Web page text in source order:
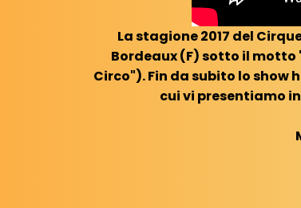
La stagione 2017 del
Bordeaux (F) sotto il
Circo"). Fin da subito lo show
cui vi presentiamo